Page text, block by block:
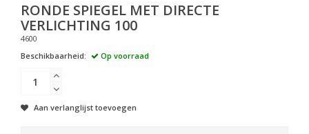
RONDE SPIEGEL MET DIRECTE
VERLICHTING 100
4600
Beschikbaarheid:
Op voorraad
Aan verlanglijst toevoegen